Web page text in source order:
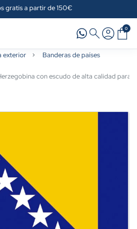
gratis a partir de 150€
0
exterior
Banderas de países
con escudo de alta calidad para